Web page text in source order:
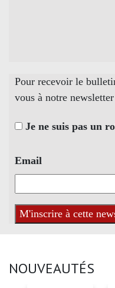
Pour recevoir le
vous à notre newsletter
Je ne suis pas un
Email
NOUVEAUTÉS